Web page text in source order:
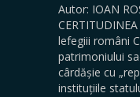
Autor: IOAN
lefegiii români
patrimoniului
cârdășie cu
instituțiile